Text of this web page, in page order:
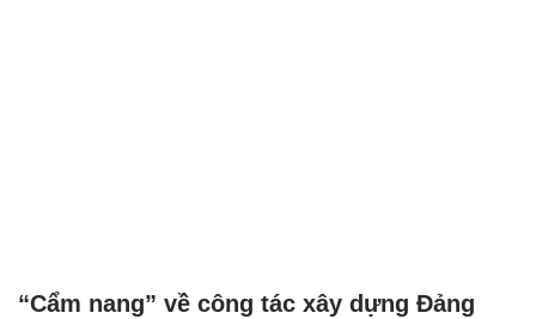
“Cẩm nang” về công tác xây dựng Đảng